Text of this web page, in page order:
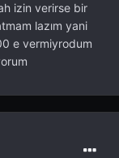
izin verirse bir
lazım yani
e vermiyrodum